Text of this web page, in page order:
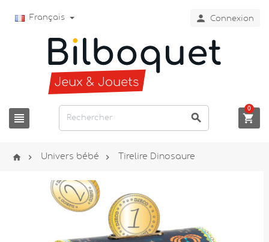
Français  Connexion
  
0
  Univers bébé  Tirelire Dinosaure